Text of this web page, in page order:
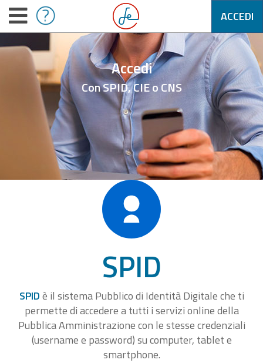
ACCEDI
Accedi
Con SPID, CIE o CNS
SPID
SPIDè il sistema Pubblico di Identità Digitale che ti
permette di accedere a tutti i servizi online della
Pubblica Amministrazione con le stesse credenziali
(username e password) su computer, tablet e
smartphone.